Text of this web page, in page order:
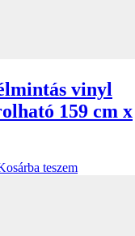
vinyl
159 cm x
teszem